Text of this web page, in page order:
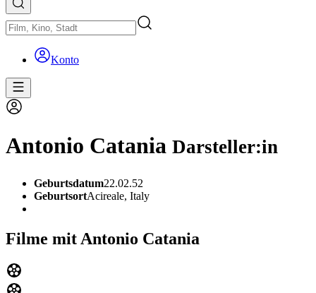
Konto
Antonio Catania Darsteller:in
Geburtsdatum22.02.52
GeburtsortAcireale, Italy
Filme mit Antonio Catania